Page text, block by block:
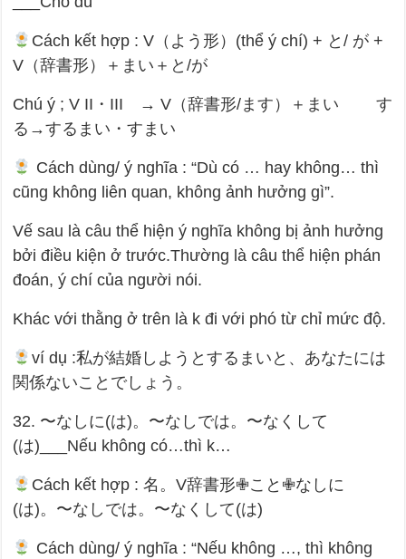
Cách kết hợp : V（よう形）(thể ý chí) + と/ が +
V（辞書形）＋まい＋と/が
Chú ý ; V II・III → V（辞書形/ます）＋まい す
る→するまい・すまい
Cách dùng/ ý nghĩa : “Dù có … hay không… thì
cũng không liên quan, không ảnh hưởng gì”.
Vế sau là câu thể hiện ý nghĩa không bị ảnh hưởng
bởi điều kiện ở trước.Thường là câu thể hiện phán
đoán, ý chí của người nói.
Khác với thằng ở trên là k đi với phó từ chỉ mức độ.
ví dụ :私が結婚しようとするまいと、あなたには
関係ないことでしょう。
32. 〜なしに(は)。〜なしでは。〜なくして
(は)___Nếu không có…thì k…
Cách kết hợp : 名。V辞書形✙こと✙なしに
(は)。〜なしでは。〜なくして(は)
Cách dùng/ ý nghĩa : “Nếu không …, thì không